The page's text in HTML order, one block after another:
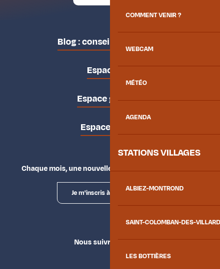
COMMENT VENIR ?
WEBCAM
MÉTÉO
AGENDA
STATIONS VILLAGES
ALBIEZ-MONTROND
SAINT-COLOMBAN-DES-
LES BOTTIÈRES
Blog : conseils des locaux
Espace pro
Espace groupes
Espace presse
Chaque mois, une nouvelle façon d'explorer la vallée.
Je m'inscris à la newsletter
Nous suivre